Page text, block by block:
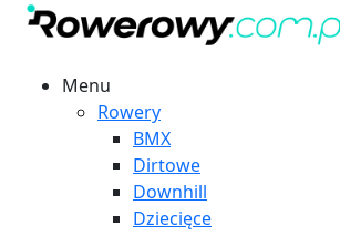
Menu
Rowery
BMX
Dirtowe
Downhill
Dziecięce